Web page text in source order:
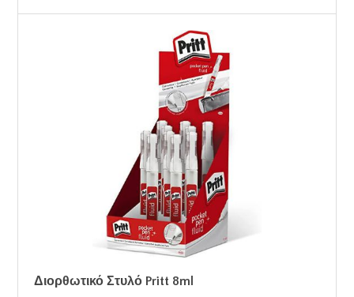
Διορθωτικό Στυλό Pritt 8ml